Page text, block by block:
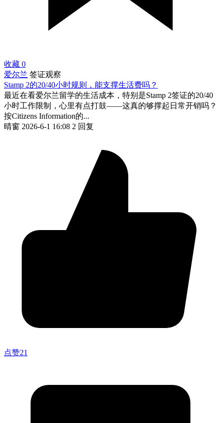
收藏 0
爱尔兰 签证观察
Stamp 2的20/40小时规则，能支撑生活费吗？
最近在看爱尔兰留学的生活成本，特别是Stamp 2签证的20/40
小时工作限制，心里有点打鼓——这真的够撑起日常开销吗？
按Citizens Information的...
晴窗 2026-6-1 16:08 2 回复
点赞21